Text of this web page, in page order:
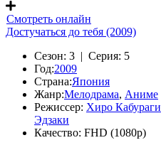
Смотреть онлайн
Достучаться до тебя (2009)
Сезон: 3 | Серия: 5
Год:2009
Страна:Япония
Жанр:Мелодрама, Аниме
Режиссер: Хиро Кабураги
Эдзаки
Качество: FHD (1080p)